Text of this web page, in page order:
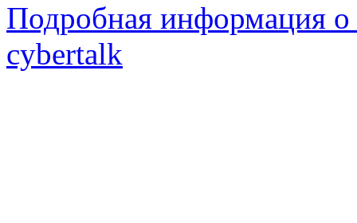
Подробная информация о
cybertalk